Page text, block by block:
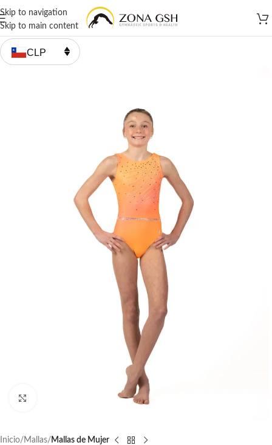
Skip to navigation
Skip to main content
CLP
Inicio Mallas Mallas de Mujer